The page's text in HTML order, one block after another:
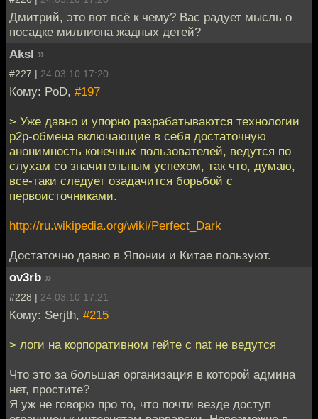
Дмитрий, это вот всё к чему? Вас радует мысль о
посадке миллиона жадных детей?
Aksl »
#227 | 24.03.10 17:20
Кому: PoD, #197
> Уже давно и упорно разрабатываются технологии
p2p-обмена включающие в себя достаточную
анонимность конечных пользователей, ведутся по
слухам со значительным успехом, так что, думаю,
все-таки следует озадачится борьбой с
первоисточниками.
http://ru.wikipedia.org/wiki/Perfect_Dark
Достаточно давно в Японии и Китае пользуют.
ov3rb »
#228 | 24.03.10 17:21
Кому: Serjth, #215
> логи на корпоративном гейте с nat не ведутся
Что это за большая организация в которой админа
нет, простите?
Я уж не говорю про то, что почти везде доступ